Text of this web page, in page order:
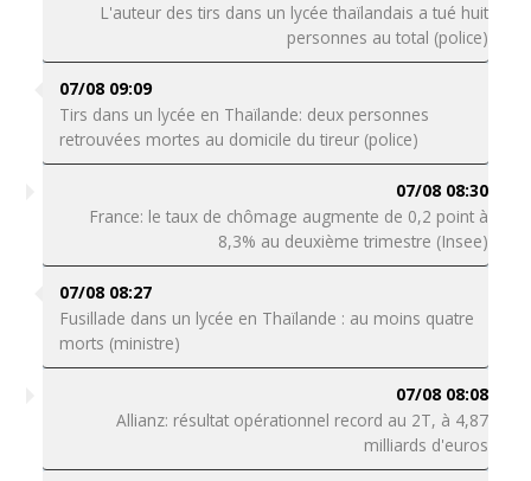
L'auteur des tirs dans un lycée thaïlandais a tué huit
personnes au total (police)
07/08 09:09
Tirs dans un lycée en Thaïlande: deux personnes
retrouvées mortes au domicile du tireur (police)
07/08 08:30
France: le taux de chômage augmente de 0,2 point à
8,3% au deuxième trimestre (Insee)
07/08 08:27
Fusillade dans un lycée en Thaïlande : au moins quatre
morts (ministre)
07/08 08:08
Allianz: résultat opérationnel record au 2T, à 4,87
milliards d'euros